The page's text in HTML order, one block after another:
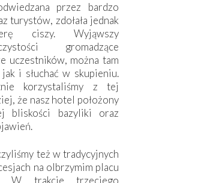
przez bardzo
turystów, zdołała jednak
ciszy. Wyjąwszy
gromadzące
uczestników, można tam
i słuchać w skupieniu.
korzystaliśmy z tej
że nasz hotel położony
bliskości bazyliki oraz
też w tradycyjnych
na olbrzymim placu
W trakcie trzeciego